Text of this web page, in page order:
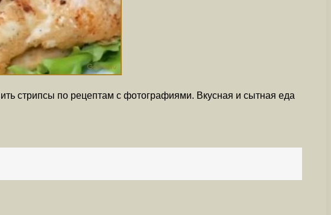
стрипсы по рецептам с фотографиями. Вкусная и сытная еда